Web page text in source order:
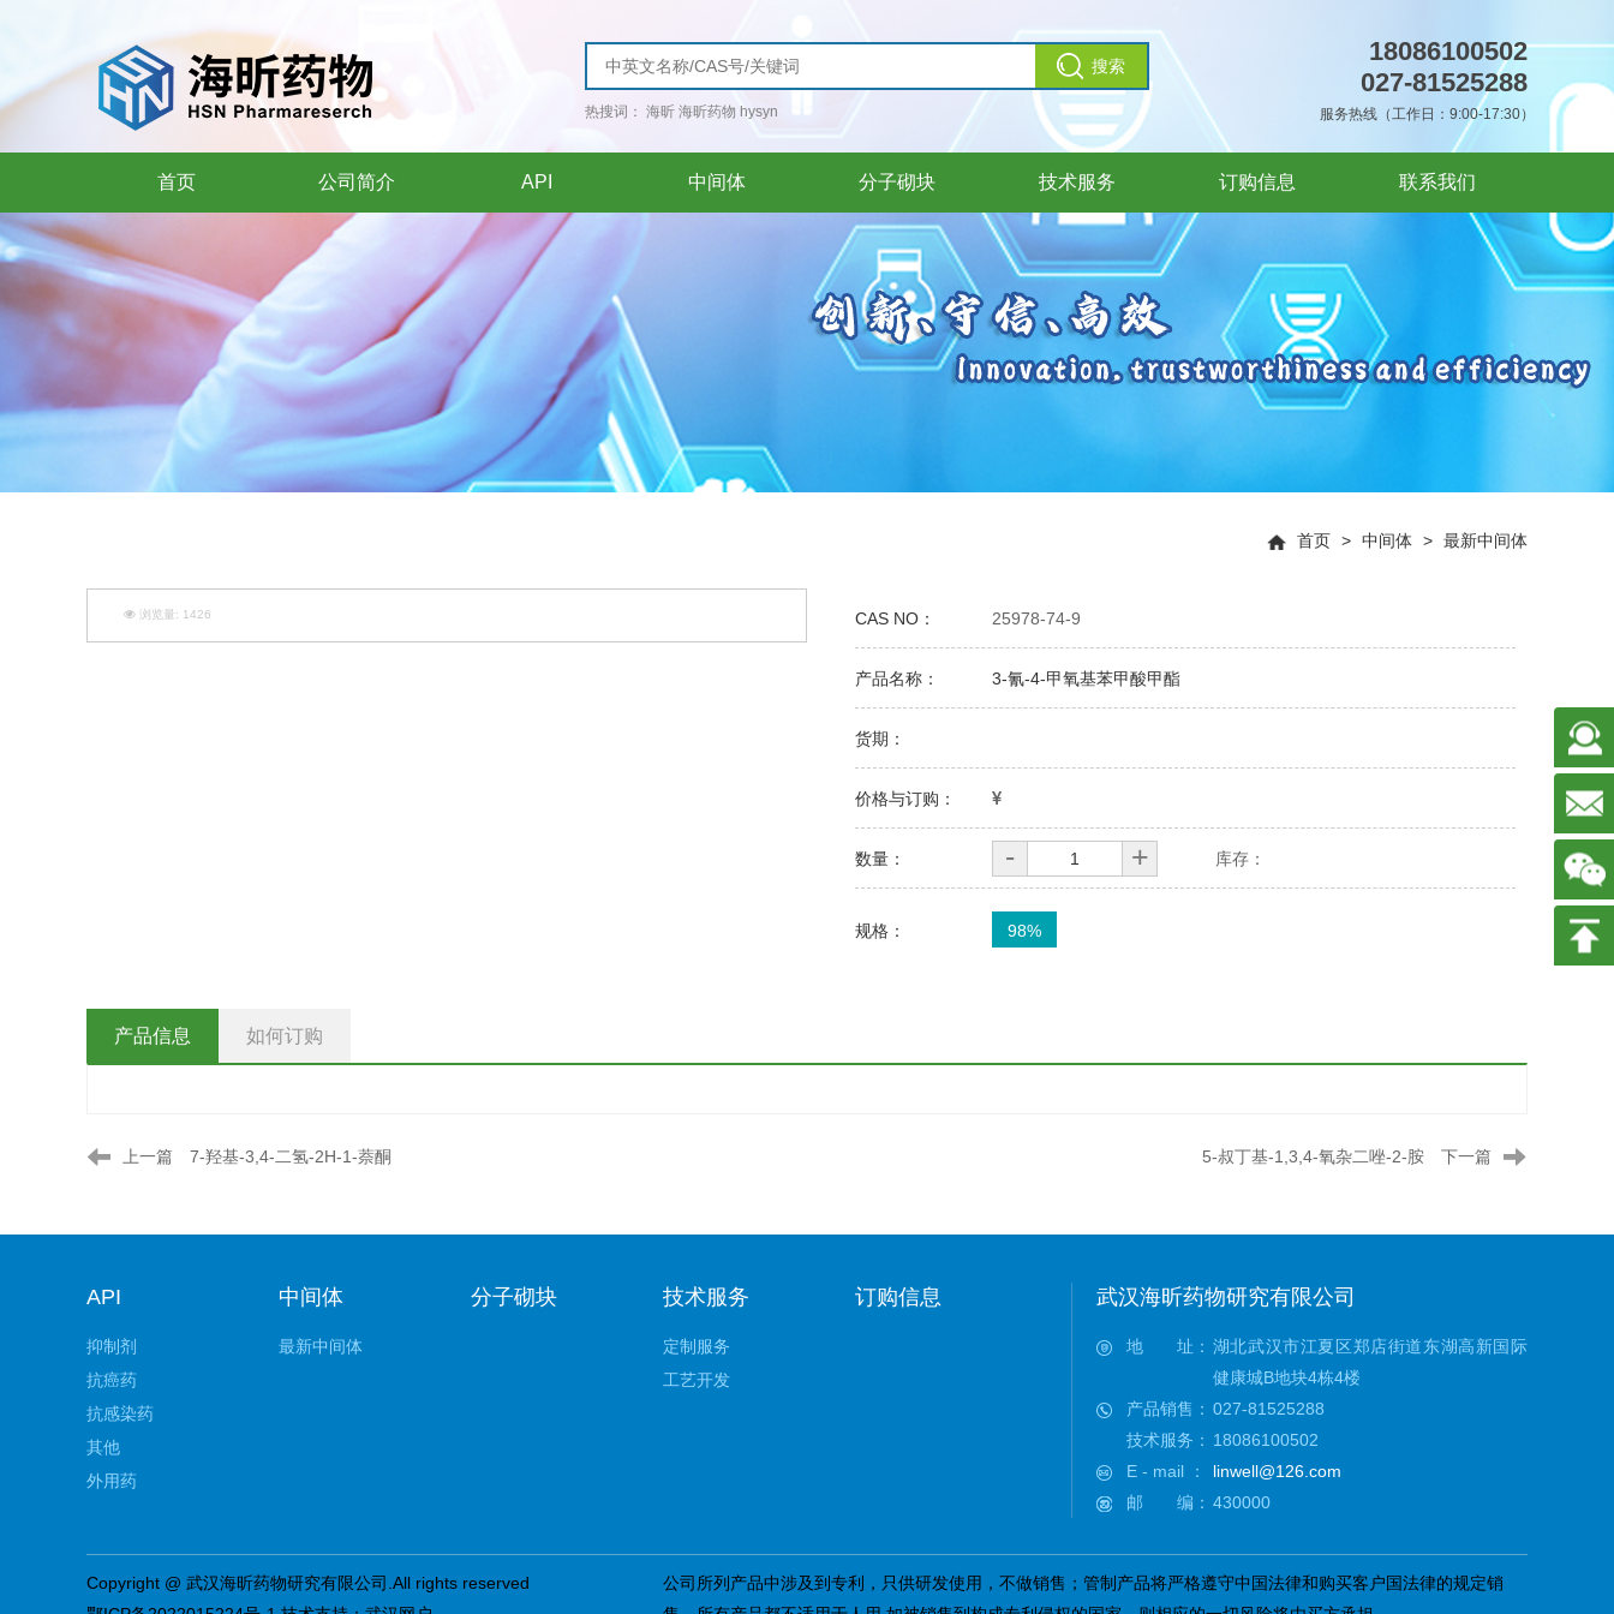
热搜词： 海昕 海昕药物 hysyn
18086100502
027-81525288
服务热线（工作日：9:00-17:30）
首页
首页
公司简介
公司简介 API
中间体
中间体 分子砌块
技术服务
技术服务 订购信息
联系我们
联系我们
首页 > 中间体 > 最新中间体
浏览量: 1426 CAS NO： 25978-74-9
产品名称： 3-氰-4-甲氧基苯甲酸甲酯
货期：
价格与订购：
数量： - + 库存：
规格： 98%
产品信息 如何订购
上一篇 7-羟基-3,4-二氢-2H-1-萘酮 5-叔丁基-1,3,4-氧杂二唑-2-胺 下一篇
API
抑制剂
抗癌药
抗感染药
其他
外用药
中间体
最新中间体
分子砌块 技术服务
定制服务
工艺开发
订购信息 武汉海昕药物研究有限公司
地 址： 湖北武汉市江夏区郑店街道东湖高新国际
健康城B地块4栋4楼
产品销售： 027-81525288
技术服务： 18086100502
E - mail ：
linwell@126.com
邮 编： 430000
Copyright @ 武汉海昕药物研究有限公司.All rights reserved
公司所列产品中涉及到专利，只供研发使用，不做销售；管制产品将严格遵守中国法律和购买客户国法律的规定销